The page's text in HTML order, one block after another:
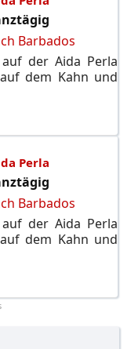
Barbados
der Aida Perla
dem Kahn und
Perla
Barbados
der Aida Perla
dem Kahn und